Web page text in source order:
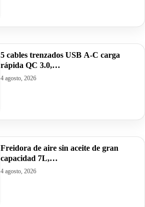
5 cables trenzados USB A-C carga
rápida QC 3.0,…
4 agosto, 2026
Freidora de aire sin aceite de gran
capacidad 7L,…
4 agosto, 2026